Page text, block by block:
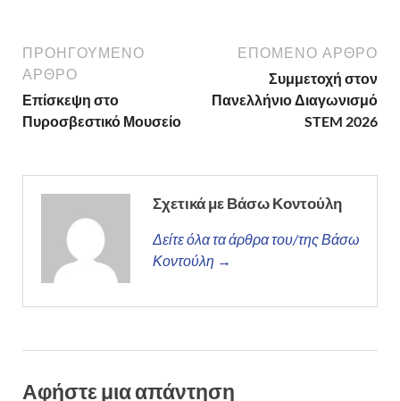
ΠΡΟΗΓΟΎΜΕΝΟ
ΆΡΘΡΟ
Επίσκεψη στο
Πυροσβεστικό Μουσείο
ΕΠΌΜΕΝΟ ΆΡΘΡΟ
Συμμετοχή στον
Πανελλήνιο Διαγωνισμό
STEM 2026
Σχετικά με Βάσω Κοντούλη
Δείτε όλα τα άρθρα του/της Βάσω
Κοντούλη →
Αφήστε μια απάντηση